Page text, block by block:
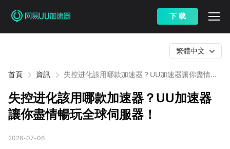
下 载
首頁 資訊
失控进化該用哪款加速器？UU加速器讓你盡情暢
繁體中文
失控进化該用哪款加速器？UU加速器
讓你盡情暢玩全球伺服器！
2026-07-06